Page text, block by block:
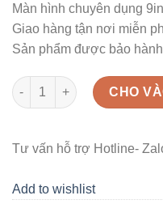
Màn hình chuyên dụng
Giao hàng tận nơi miễn
Sản phẩm được bảo
Kính hiển vi soi mạch máu
CHO
Tư vấn hỗ trợ Hotline-
Add to wishlist